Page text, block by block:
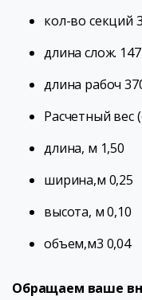
кол-во секций 3
длина слож. 147
длина рабоч
Расчетный вес
длина, м 1,50
ширина,м 0,25
высота, м 0,10
объем,м3 0,04
Обращаем ваше